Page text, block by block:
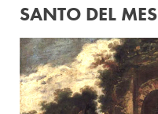
SANTO DEL MES